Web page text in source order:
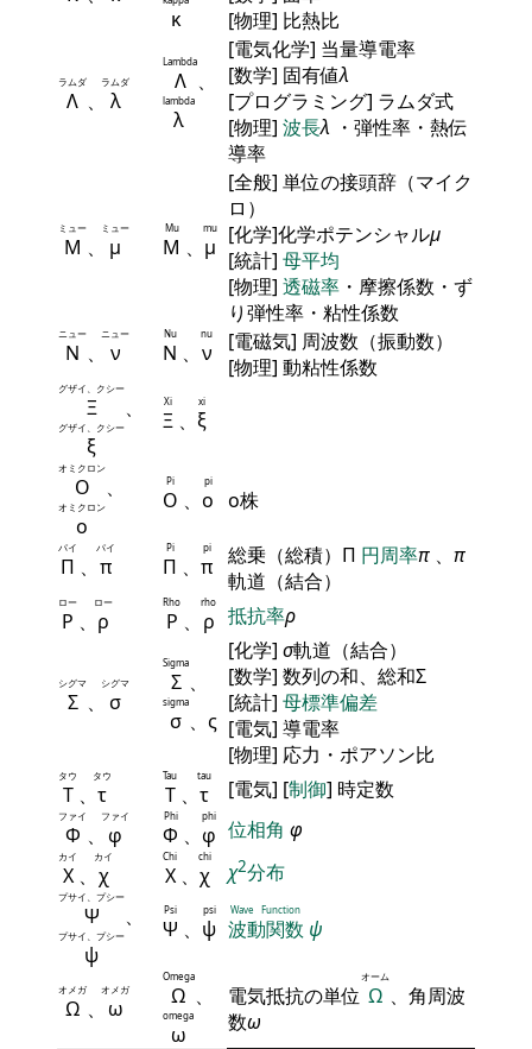
κ
[物理] 比熱比
Λ
ラムダ
、 λ
ラムダ Λ
Lambda
、
λ
lambda
[電気化学] 当量導電率
[数学] 固有値λ
[プログラミング] ラムダ式
[物理] 波長λ ・弾性率・熱伝
導率
Μ
ミュー
、 μ
ミュー
Μ
Mu
、 μ
mu
[全般] 単位の接頭辞（マイク
ロ）
[化学]化学ポテンシャルμ
[統計] 母平均
[物理] 透磁率 ・摩擦係数・ず
り弾性率・粘性係数
Ν
ニュー
、 ν
ニュー
Ν
Nu
、 ν
nu
[電磁気] 周波数（振動数）
[物理] 動粘性係数
Ξ
グザイ、クシー
、
ξ
グザイ、クシー Ξ
Xi
、 ξ
xi
Ο
オミクロン
、
ο
オミクロン Ο
Pi
、 ο
pi
ο株
Π
パイ
、 π
パイ
Π
Pi
、 π
pi 総乗（総積）Π 円周率π 、 π
軌道（結合）
Ρ
ロー
、 ρ
ロー
Ρ
Rho
、 ρ
rho
抵抗率ρ
Σ
シグマ
、 σ
シグマ Σ
Sigma
、
σ
sigma
、ς
[化学] σ軌道（結合）
[数学] 数列の和、総和Σ
[統計] 母標準偏差
[電気] 導電率
[物理] 応力・ポアソン比
Τ
タウ
、 τ
タウ
Τ
Tau
、 τ
tau
[電気] [制御] 時定数
Φ
ファイ
、 φ
ファイ
Φ
Phi
、 φ
phi
位相角 φ
Χ
カイ
、 χ
カイ
Χ
Chi
、 χ
chi
χ2分布
Ψ
プサイ、プシー
、
ψ
プサイ、プシー Ψ
Psi
、 ψ
psi
波動関数
Wave Function
ψ
Ω
オメガ
、 ω
オメガ Ω
Omega
、
ω
omega
電気抵抗の単位 Ω
オーム
、角周波
数ω